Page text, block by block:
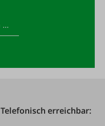
Telefonisch erreichbar: